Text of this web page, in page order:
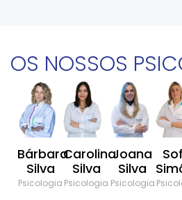
OS NOSSOS
Bárbara
Silva
Psicologia
Carolina
Silva
Psicologia
Joana
Silva
Psicologia